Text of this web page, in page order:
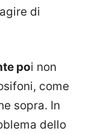
di
poi non
come
sopra. In
dello